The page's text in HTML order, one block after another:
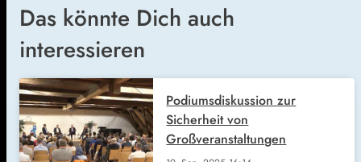
Das könnte Dich auch
interessieren
Podiumsdiskussion zur
Sicherheit von
Großveranstaltungen